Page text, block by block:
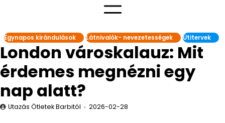
Egynapos kirándulások Látnivalók- nevezetességek Útitervek
London városkalauz: Mit
érdemes megnézni egy
nap alatt?
Utazás Ötletek Barbitól 2026-02-28